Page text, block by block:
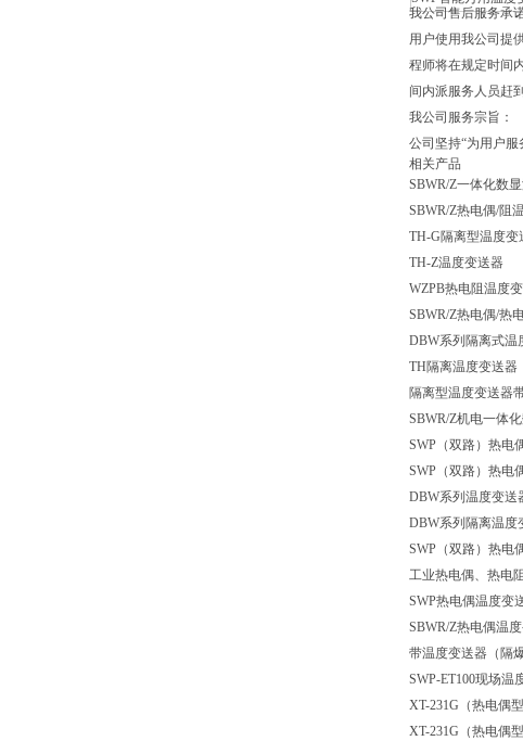
我公司售后服务承
用户使用我公司提
程师将在规定时间
间内派服务人员赶
我公司服务宗旨：
公司坚持“为用户
相关产品
SBWR/Z一体化数
SBWR/Z热电偶/阻
TH-G隔离型温度变
TH-Z温度变送器
WZPB热电阻温度
SBWR/Z热电偶/热
DBW系列隔离式温
TH隔离温度变送器
隔离型温度变送器
SBWR/Z机电一体
SWP（双路）热电
SWP（双路）热电
DBW系列温度变送
DBW系列隔离温度
SWP（双路）热电
工业热电偶、热电
SWP热电偶温度变
SBWR/Z热电偶温
带温度变送器（隔
SWP-ET100现场温
XT-231G（热电偶
XT-231G（热电偶